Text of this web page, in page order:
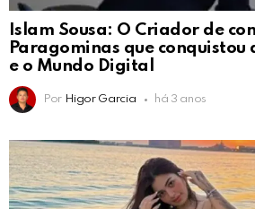
Islam Sousa: O Criador de
Paragominas que conquistou
e o Mundo Digital
Por Higor Garcia há 3 anos